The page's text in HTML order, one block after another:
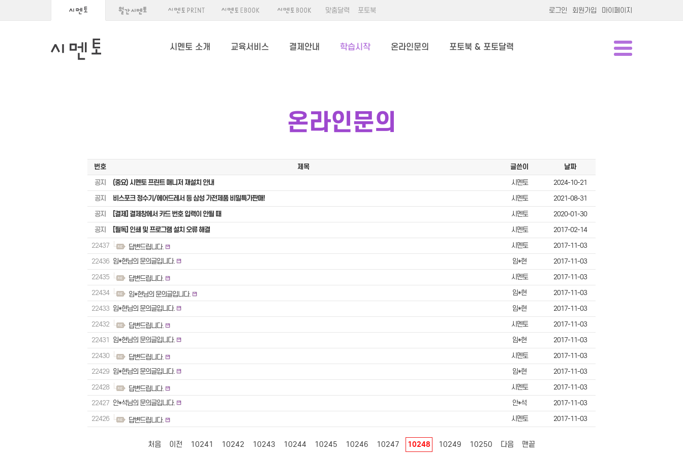
맞춤달력 포토북 로그인 회원가입 마이페이지
시멘토 소개 교육서비스 결제안내 학습시작 온라인문의 포토북 & 포토달력
온라인문의
번호 제목 글쓴이
날짜
공지
(중요) 시멘토 프린트 매니저 재설치 안내 시멘토
2024-10-21
공지
비스포크 정수기/에어드레서 등 삼성 가전제품 비밀특가판매! 시멘토
2021-08-31
공지
[결제] 결제창에서 카드 번호 입력이 안될 때 시멘토
2020-01-30
공지
[필독] 인쇄 및 프로그램 설치 오류 해결 시멘토
2017-02-14
22437
답변드립니다. 시멘토
2017-11-03
22436 임*현님의 문의글입니다. 임*현
2017-11-03
22435
답변드립니다. 시멘토
2017-11-03
22434
임*현님의 문의글입니다. 임*현
2017-11-03
22433 임*현님의 문의글입니다. 임*현
2017-11-03
22432
답변드립니다. 시멘토
2017-11-03
22431 임*현님의 문의글입니다. 임*현
2017-11-03
22430
답변드립니다. 시멘토
2017-11-03
22429 임*현님의 문의글입니다. 임*현
2017-11-03
22428
답변드립니다. 시멘토
2017-11-03
22427 안*석님의 문의글입니다. 안*석
2017-11-03
22426
답변드립니다. 시멘토 2017-11-03
처음 이전 10241 10242 10243 10244 10245 10246 10247 10248 10249 10250 다음 맨끝